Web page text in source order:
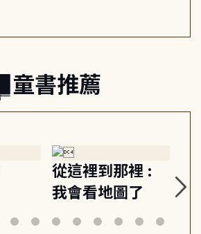
童書推薦
從這裡到那裡 :
我會看地圖了
美